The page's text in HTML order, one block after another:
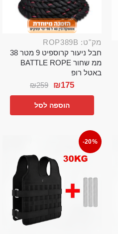
מק"ט: ROP389B
חבל ניעור קרוספיט 9 מטר 38
ממ שחור BATTLE ROPE
באטל רופ
₪259 ₪175
הוספה לסל
-20%